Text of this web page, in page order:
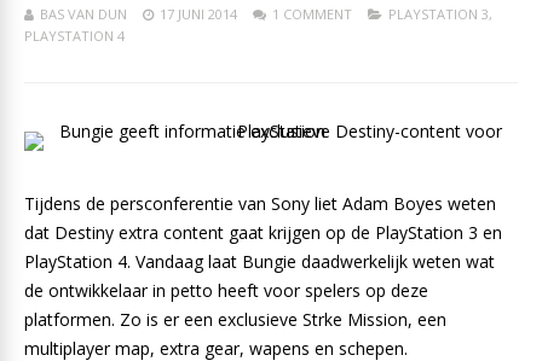
BAS VAN DUN 17 JUNI 2014 1 COMMENT PLAYSTATION 3,
PLAYSTATION 4
Tijdens de persconferentie van Sony liet Adam Boyes weten
dat Destiny extra content gaat krijgen op de PlayStation 3 en
PlayStation 4. Vandaag laat Bungie daadwerkelijk weten wat
de ontwikkelaar in petto heeft voor spelers op deze
platformen. Zo is er een exclusieve Strke Mission, een
multiplayer map, extra gear, wapens en schepen.